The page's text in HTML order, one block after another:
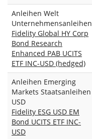
Anleihen Welt
Unternehmensanleihen
Fidelity Global HY Corp
Bond Research
Enhanced PAB UCITS
ETF INC-USD (hedged)
Anleihen Emerging
Markets Staatsanleihen
USD
Fidelity ESG USD EM
Bond UCITS ETF INC-
USD